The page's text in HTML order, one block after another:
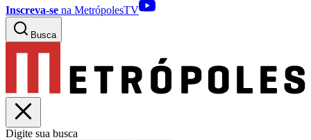
Inscreva-se na MetrópolesTV
Busca
Digite sua busca